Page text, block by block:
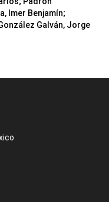
Imer Benjamín;
Galván, Jorge